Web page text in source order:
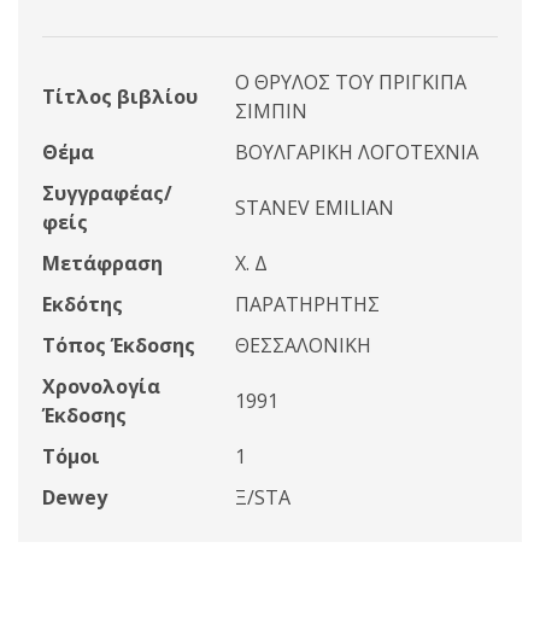
Τίτλος βιβλίου
Ο ΘΡΥΛΟΣ ΤΟΥ ΠΡΙΓΚΙΠΑ
ΣΙΜΠΙΝ
Θέμα
ΒΟΥΛΓΑΡΙΚΗ ΛΟΓΟΤΕΧΝΙΑ
Συγγραφέας/
φείς
STANEV EMILIAN
Μετάφραση
Χ. Δ
Εκδότης
ΠΑΡΑΤΗΡΗΤΗΣ
Τόπος Έκδοσης
ΘΕΣΣΑΛΟΝΙΚΗ
Χρονολογία
Έκδοσης
1991
Τόμοι
1
Dewey
Ξ/STA